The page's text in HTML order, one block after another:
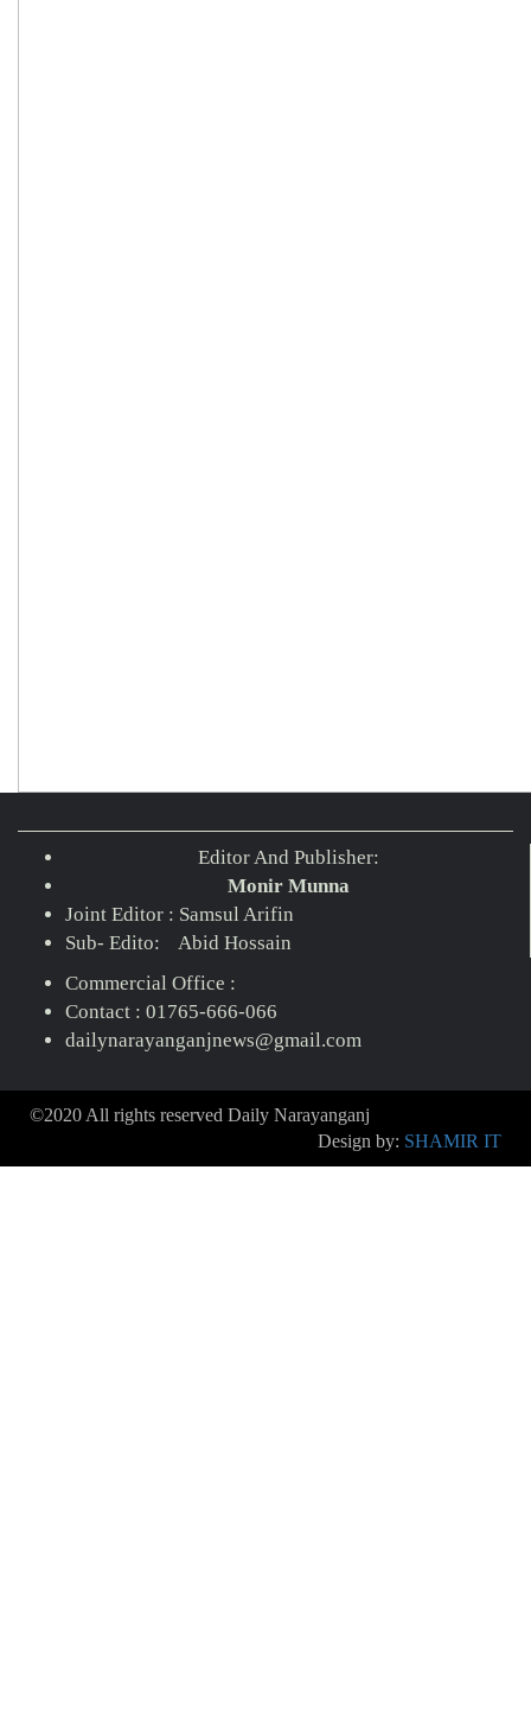
Editor And Publisher:
Monir Munna
Joint Editor : Samsul Arifin
Sub- Edito: Abid Hossain
Commercial Office :
Contact : 01765-666-066
dailynarayanganjnews@gmail.com
©2020 All rights reserved Daily Narayanganj
Design by: SHAMIR IT